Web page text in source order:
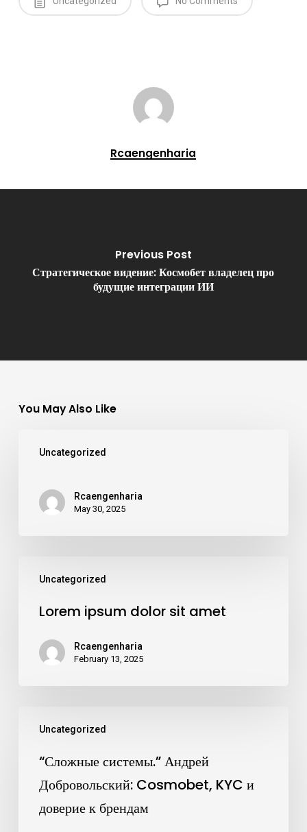
Rcaengenharia
Previous Post
Стратегическое видение: Космобет владелец про
будущие интеграции ИИ
You May Also Like
Uncategorized
Rcaengenharia
May 30, 2025
Uncategorized
Lorem ipsum dolor sit amet
Rcaengenharia
February 13, 2025
Uncategorized
“Сложные системы.” Андрей
Добровольский: Cosmobet, KYC и
доверие к брендам